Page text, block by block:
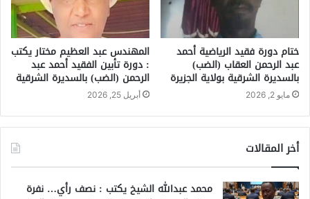
ختام دورة فقيد الرياضية أحمد
عبد الرحمن العقاب (الضب)
بالسديرة الشرقية بولاية الجزيرة
مايو 2, 2026
المهندس عبد العظيم مختار يكتب
: دورة تأبين الفقيد أحمد عبد
الرحمن (الضب) بالسديرة الشرقية
أبريل 25, 2026
أخر المقالات
محمد عبدالله الشيخ يكتب : نصف رأي… نفرة